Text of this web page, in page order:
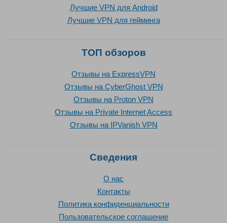
Лучшие VPN для Android
Лучшие VPN для гейминга
ТОП обзоров
Отзывы на ExpressVPN
Отзывы на CyberGhost VPN
Отзывы на Proton VPN
Отзывы на Private Internet Access
Отзывы на IPVanish VPN
Сведения
О нас
Контакты
Политика конфиденциальности
Пользовательское соглашение